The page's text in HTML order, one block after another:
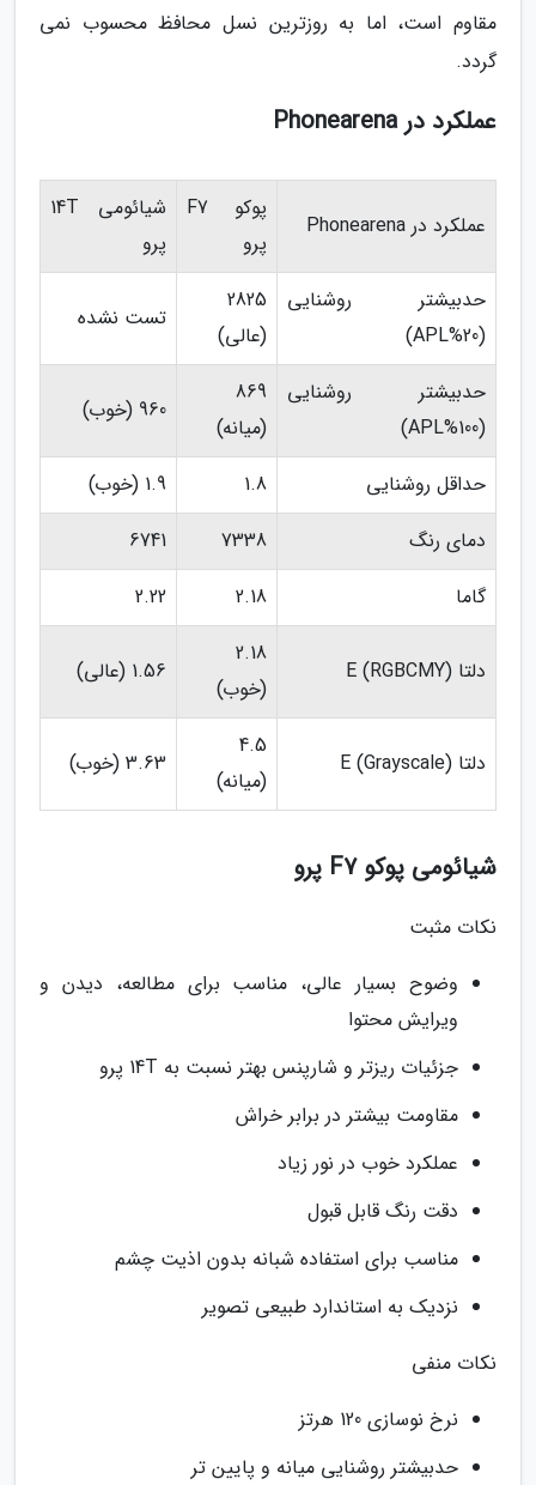
مقاوم است، اما به روزترین نسل محافظ محسوب نمی
گردد.
عملکرد در Phonearena
عملکرد در Phonearena
پوکو F7
پرو
شیائومی 14T
پرو
حدبیشتر روشنایی
(20%APL)
2825
(عالی)
تست نشده
حدبیشتر روشنایی
(100%APL)
869
(میانه)
960 (خوب)
حداقل روشنایی 1.8
1.9 (خوب)
دمای رنگ
7338
6741
گاما
2.18
2.22
دلتا E (RGBCMY)
2.18
(خوب)
1.56 (عالی)
دلتا E (Grayscale)
4.5
(میانه)
3.63 (خوب)
شیائومی پوکو F7 پرو
نکات مثبت
وضوح بسیار عالی، مناسب برای مطالعه، دیدن و
ویرایش محتوا
جزئیات ریزتر و شارپنس بهتر نسبت به 14T پرو
مقاومت بیشتر در برابر خراش
عملکرد خوب در نور زیاد
دقت رنگ قابل قبول
مناسب برای استفاده شبانه بدون اذیت چشم
نزدیک به استاندارد طبیعی تصویر
نکات منفی
نرخ نوسازی 120 هرتز
حدبیشتر روشنایی میانه و پایین تر